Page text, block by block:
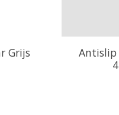
Grijs
Antislip